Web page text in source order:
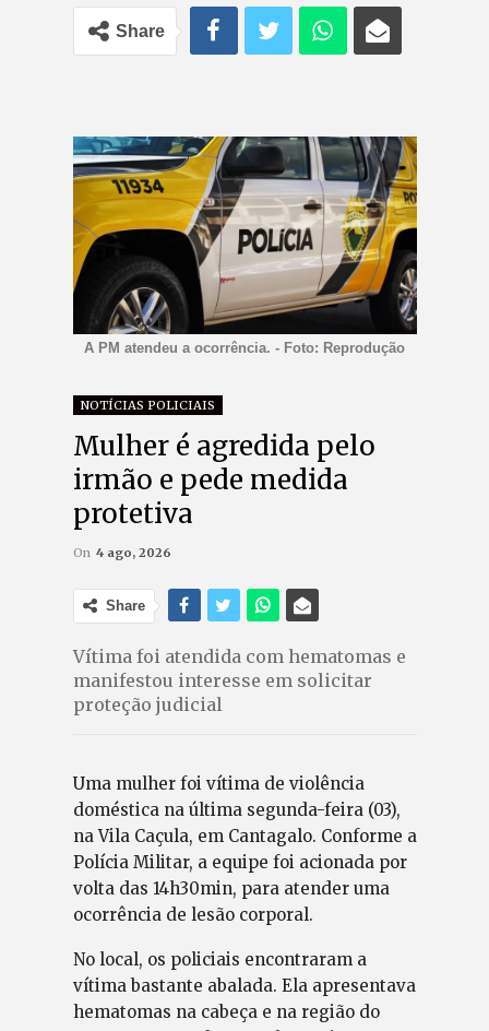
Share
A PM atendeu a ocorrência. - Foto: Reprodução
NOTÍCIAS POLICIAIS
Mulher é agredida pelo
irmão e pede medida
protetiva
On 4 ago, 2026
Share
Vítima foi atendida com hematomas e
manifestou interesse em solicitar
proteção judicial
Uma mulher foi vítima de violência
doméstica na última segunda-feira (03),
na Vila Caçula, em Cantagalo. Conforme a
Polícia Militar, a equipe foi acionada por
volta das 14h30min, para atender uma
ocorrência de lesão corporal.
No local, os policiais encontraram a
vítima bastante abalada. Ela apresentava
hematomas na cabeça e na região do